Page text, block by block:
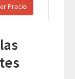
Precio